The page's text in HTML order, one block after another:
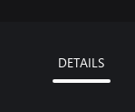
DETAILS